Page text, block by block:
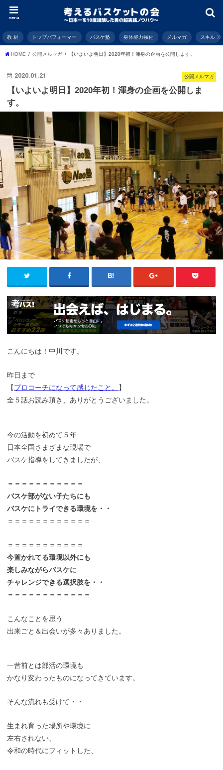
menu
教 材 トップパフォーマー バスケ塾 身体能力強化 メルマガ スキル
HOME 公開メルマガ 【いよいよ明日】2020年初！渾身の企画を公開します。
公開メルマガ
2020.01.21
【いよいよ明日】2020年初！渾身の企画を公開しま
す。
こんにちは！中川です。
昨日まで
【プロコーチになって感じたこと。
】
全５話お読み頂き、ありがとうございました。
今の活動を初めて５年
日本全国さまざまな現場で
バスケ指導をしてきましたが、
＝＝＝＝＝＝＝＝＝＝＝
バスケ部がない子たちにも
バスケにトライできる環境を・・
＝＝＝＝＝＝＝＝＝＝＝＝
＝＝＝＝＝＝＝＝＝＝＝
今置かれてる環境以外にも
楽しみながらバスケに
チャレンジできる選択肢を・・
＝＝＝＝＝＝＝＝＝＝＝＝
こんなことを思う
出来ごと＆出会いが多々ありました。
一昔前とは部活の環境も
かなり変わったものになってきています。
そんな流れも受けて・・
生まれ育った場所や環境に
左右されない、
令和の時代にフィットした、